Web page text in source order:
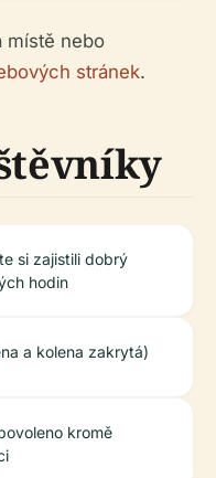
místě nebo
stránek.
si zajistili dobrý
hodin
a kolena zakrytá)
kromě